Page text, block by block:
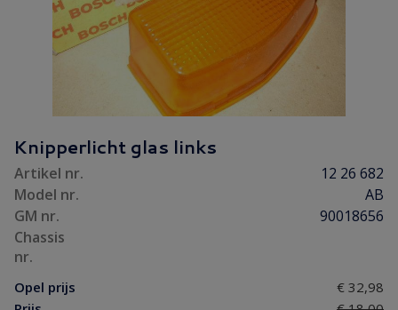
Knipperlicht glas links
Artikel nr.
12 26 682
Model nr.
AB
GM nr.
90018656
Chassis
nr.
Opel prijs
€ 32,98